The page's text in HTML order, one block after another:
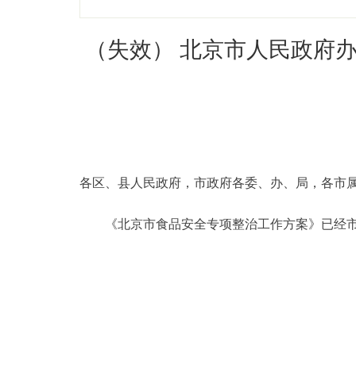
政务公开
（失效） 北京市人民政府
各区、县人民政府，市政府各委、办、局，各市
《北京市食品安全专项整治工作方案》已经